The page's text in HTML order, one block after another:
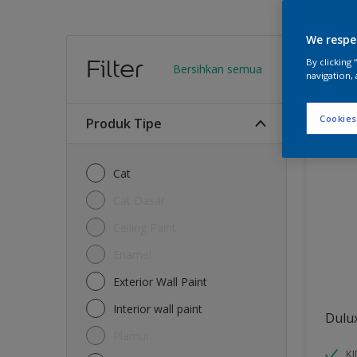
Filter Bersihkan semua
Produk Tipe
Cat
Exterior Wall Paint
Interior wall paint
We
By clicking
navigation,